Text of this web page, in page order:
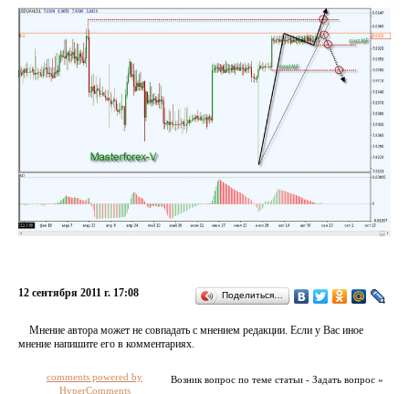
12 сентября 2011 г. 17:08 Поделиться…
Мнение автора может не совпадать с мнением редакции. Если у Вас иное
мнение напишите его в комментариях.
Возник вопрос по теме статьи - Задать вопрос »
comments powered by
HyperComments